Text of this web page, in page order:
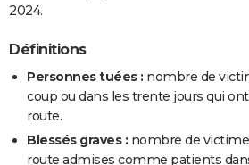
2024.
Définitions
Personnes tuées : nombre de
coup ou dans les trente jours qui
route.
Blessés graves : nombre de
route admises comme patients